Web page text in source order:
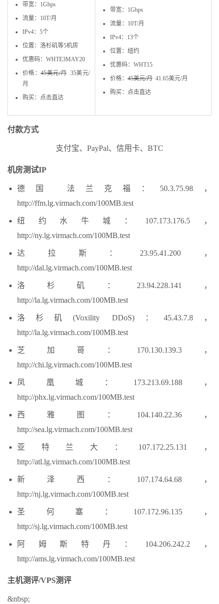
带宽：1Gbps
流量：10T/月
IPv4：5个
位置：洛杉矶等5机房
优惠码：WHTE3MAY20
价格：45美元/月35美元/
月
购买：点击直达
带宽：1Gbps
流量：10T/月
IPv4：13个
位置：纽约
优惠码：WHT15
价格： 45美元/月 41.65美元/月
购买：点击直达
付款方式
支付宝、PayPal、信用卡、BTC
机房测试IP
德国 法兰克福：50.3.75.98，
http://ffm.lg.virmach.com/100MB.test
纽约水牛城：107.173.176.5，
http://ny.lg.virmach.com/100MB.test
达拉斯：23.95.41.200，
http://dal.lg.virmach.com/100MB.test
洛杉矶：23.94.228.141，
http://la.lg.virmach.com/100MB.test
洛杉矶(Voxility DDoS)：45.43.7.8，
http://la.lg.virmach.com/100MB.test
芝加哥：170.130.139.3，
http://chi.lg.virmach.com/100MB.test
凤凰城：173.213.69.188，
http://phx.lg.virmach.com/100MB.test
西雅图：104.140.22.36，
http://sea.lg.virmach.com/100MB.test
亚特兰大：107.172.25.131，
http://atl.lg.virmach.com/100MB.test
新泽西：107.174.64.68，
http://nj.lg.virmach.com/100MB.test
圣何塞：107.172.96.135，
http://sj.lg.virmach.com/100MB.test
阿姆斯特丹：104.206.242.2，
http://ams.lg.virmach.com/100MB.test
主机测评/VPS测评
&nbsp;